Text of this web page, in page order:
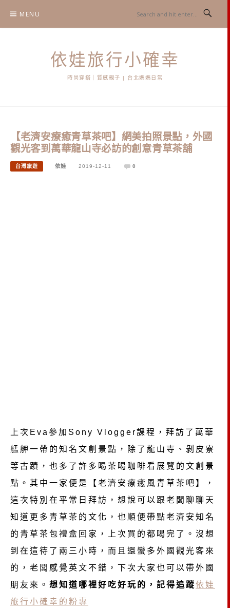
content
MENU
依娃旅行小確幸
時尚穿搭｜質感親子 | 台北媽媽日常
【老濟安療癒青草茶吧】網美拍照景點，外國
觀光客到萬華龍山寺必訪的創意青草茶舖
台灣旅遊 依娃 2019-12-11 0
上次Eva參加Sony Vlogger課程，拜訪了萬華
艋舺一帶的知名文創景點，除了龍山寺、剝皮寮
等古蹟，也多了許多喝茶喝咖啡看展覽的文創景
點。其中一家便是【老濟安療癒風青草茶吧】，
這次特別在平常日拜訪，想說可以跟老闆聊聊天
知道更多青草茶的文化，也順便帶點老濟安知名
的青草茶包禮盒回家，上次買的都喝完了。沒想
到在這待了兩三小時，而且還蠻多外國觀光客來
的，老闆感覺英文不錯，下次大家也可以帶外國
朋友來。 想知道哪裡好吃好玩的，記得追蹤依娃
旅行小確幸的粉專